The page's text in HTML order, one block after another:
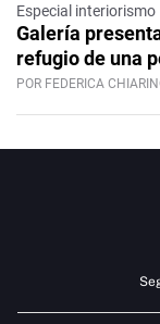
Especial interiorismo
Galería
refugio de una
POR FEDERICA